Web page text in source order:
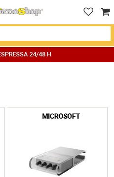
24/48 H
MICROSOFT